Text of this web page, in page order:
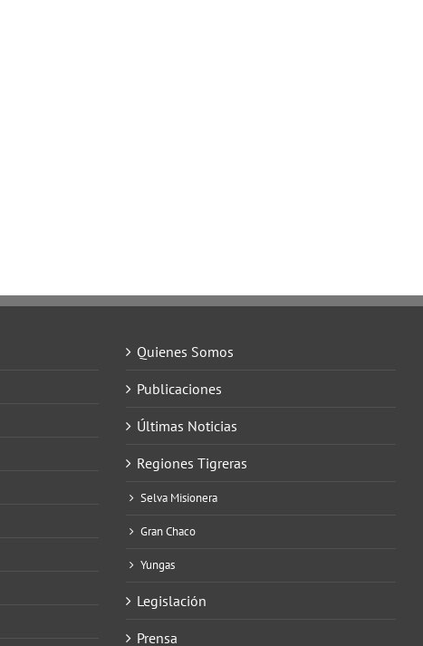
Quienes Somos
Publicaciones
Últimas Noticias
Regiones Tigreras
Selva Misionera
Gran Chaco
Yungas
Legislación
Prensa